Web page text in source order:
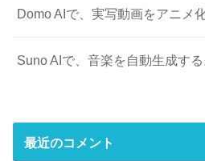
Domo AIで、実写動画をアニメ
Suno AIで、音楽を自動生成する
最近のコメント